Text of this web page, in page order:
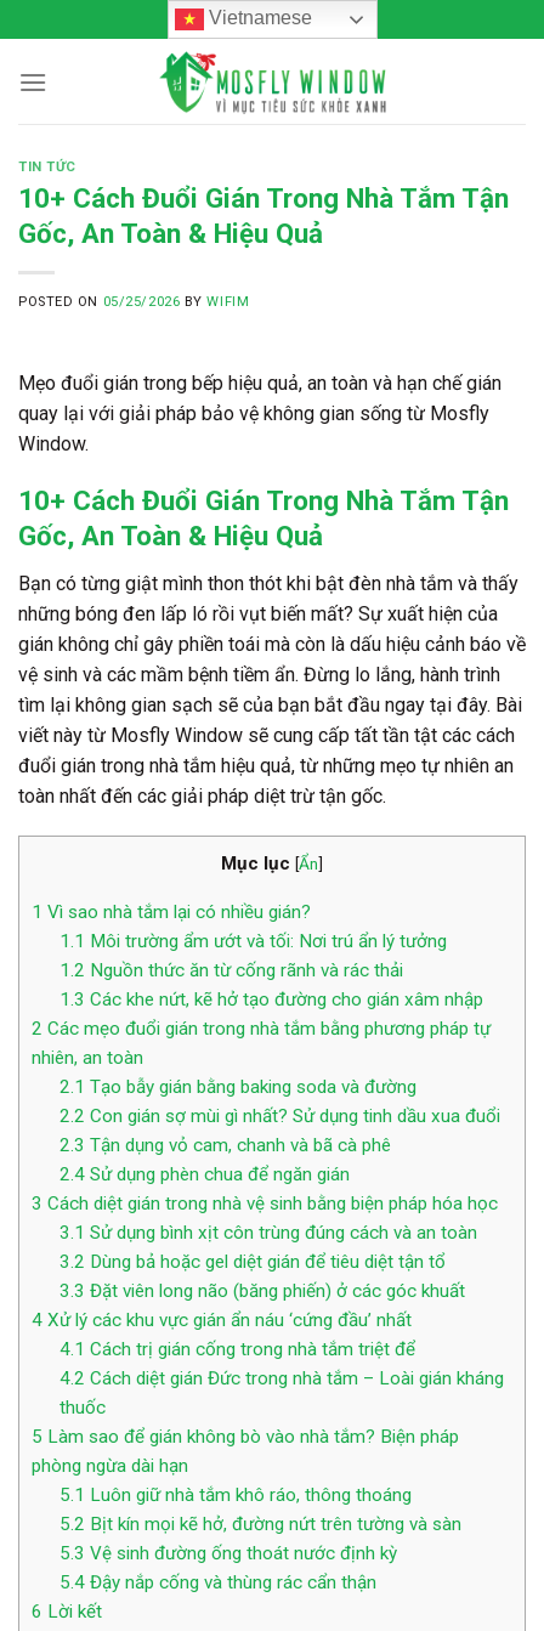
to
content
Vietnamese
TIN TỨC
10+ Cách Đuổi Gián Trong Nhà Tắm Tận
Gốc, An Toàn & Hiệu Quả
POSTED ON 05/25/2026 BYWIFIM
Mẹo đuổi gián trong bếp hiệu quả, an toàn và hạn chế gián
quay lại với giải pháp bảo vệ không gian sống từ Mosfly
Window.
10+ Cách Đuổi Gián Trong Nhà Tắm Tận
Gốc, An Toàn & Hiệu Quả
Bạn có từng giật mình thon thót khi bật đèn nhà tắm và thấy
những bóng đen lấp ló rồi vụt biến mất? Sự xuất hiện của
gián không chỉ gây phiền toái mà còn là dấu hiệu cảnh báo về
vệ sinh và các mầm bệnh tiềm ẩn. Đừng lo lắng, hành trình
tìm lại không gian sạch sẽ của bạn bắt đầu ngay tại đây. Bài
viết này từ Mosfly Window sẽ cung cấp tất tần tật các cách
đuổi gián trong nhà tắm hiệu quả, từ những mẹo tự nhiên an
toàn nhất đến các giải pháp diệt trừ tận gốc.
Mục lục [Ẩn]
1 Vì sao nhà tắm lại có nhiều gián?
1.1 Môi trường ẩm ướt và tối: Nơi trú ẩn lý tưởng
1.2 Nguồn thức ăn từ cống rãnh và rác thải
1.3 Các khe nứt, kẽ hở tạo đường cho gián xâm nhập
2 Các mẹo đuổi gián trong nhà tắm bằng phương pháp tự
nhiên, an toàn
2.1 Tạo bẫy gián bằng baking soda và đường
2.2 Con gián sợ mùi gì nhất? Sử dụng tinh dầu xua đuổi
2.3 Tận dụng vỏ cam, chanh và bã cà phê
2.4Sử dụng phèn chua để ngăn gián
3 Cách diệt gián trong nhà vệ sinh bằng biện pháp hóa học
3.1 Sử dụng bình xịt côn trùng đúng cách và an toàn
3.2 Dùng bả hoặc gel diệt gián để tiêu diệt tận tổ
3.3 Đặt viên long não (băng phiến) ở các góc khuất
4 Xử lý các khu vực gián ẩn náu ‘cứng đầu’ nhất
4.1 Cách trị gián cống trong nhà tắm triệt để
4.2 Cách diệt gián Đức trong nhà tắm – Loài gián kháng
thuốc
5 Làm sao để gián không bò vào nhà tắm? Biện pháp
phòng ngừa dài hạn
5.1 Luôn giữ nhà tắm khô ráo, thông thoáng
5.2 Bịt kín mọi kẽ hở, đường nứt trên tường và sàn
5.3 Vệ sinh đường ống thoát nước định kỳ
5.4Đậy nắp cống và thùng rác cẩn thận
6 Lời kết